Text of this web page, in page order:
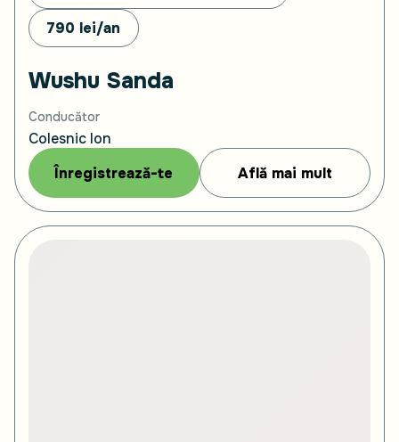
790 lei/an
Wushu Sanda
Conducător
Colesnic Ion
Înregistrează-te
Află mai mult